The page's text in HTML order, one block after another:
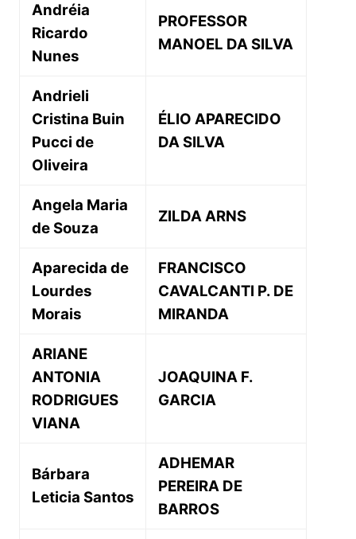
Andréia
Ricardo
Nunes
PROFESSOR
MANOEL DA SILVA
Andrieli
Cristina Buin
Pucci de
Oliveira
ÉLIO APARECIDO
DA SILVA
Angela Maria
de Souza
ZILDA ARNS
Aparecida de
Lourdes
Morais
FRANCISCO
CAVALCANTI P. DE
MIRANDA
ARIANE
ANTONIA
RODRIGUES
VIANA
JOAQUINA F.
GARCIA
Bárbara
Leticia Santos
ADHEMAR
PEREIRA DE
BARROS